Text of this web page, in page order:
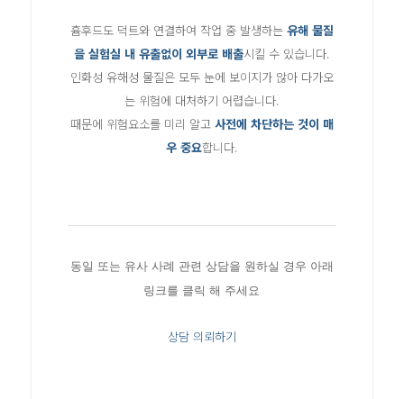
흄후드도 덕트와 연결하여 작업 중 발생하는 유해 물질
을 실험실 내 유출없이 외부로 배출시킬 수 있습니다.
인화성 유해성 물질은 모두 눈에 보이지가 않아 다가오
는 위험에 대처하기 어렵습니다.
때문에 위험요소를 미리 알고 사전에 차단하는 것이 매
우 중요합니다.
동일 또는 유사 사례 관련 상담을 원하실 경우 아래
링크를 클릭 해 주세요
상담 의뢰하기